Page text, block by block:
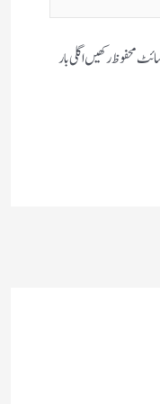
محفوظ رکھیں اگلی بار